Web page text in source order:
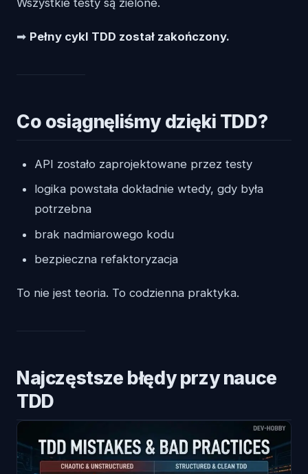
➡ Pełny cykl TDD został zakończony.
Co osiągnęliśmy dzięki TDD?
API zostało zaprojektowane przez testy
logika powstała dokładnie wtedy, gdy była
potrzebna
brak nadmiarowego kodu
bezpieczna refaktoryzacja
To nie jest teoria. To codzienna praktyka.
Najczęstsze błędy przy nauce
TDD